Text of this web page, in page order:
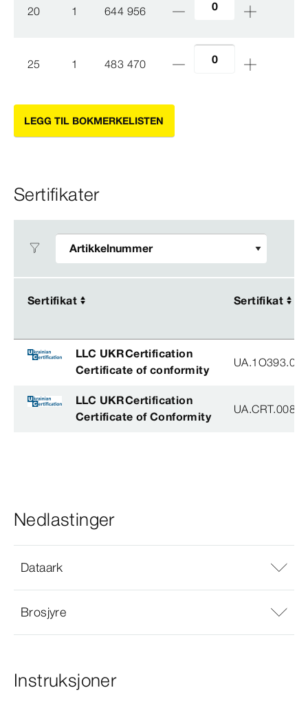
20 1 644 956
25 1 483 470
LEGG TIL BOKMERKELISTEN
Sertifikater
Sertifikat Sertifikat
Sertifikat Sertifikat
LLC UKRCertification
Certificate of conformity
LLC UKRCertification
Certificate of Conformity
Nedlastinger
Dataark
Brosjyre
Instruksjoner